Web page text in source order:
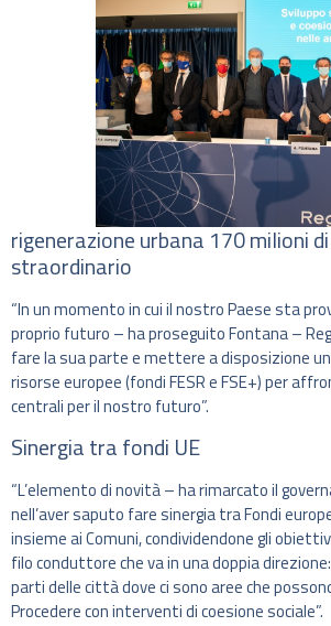
rigenerazione urbana 170 milioni
straordinario
“In un momento in cui il nostro Paese sta
proprio futuro – ha proseguito Fontana –
fare la sua parte e mettere a disposizione
risorse europee (fondi FESR e FSE+) per
centrali per il nostro futuro”.
Sinergia tra fondi UE
“L’elemento di novità – ha rimarcato il
nell’aver saputo fare sinergia tra Fondi
insieme ai Comuni, condividendone gli
filo conduttore che va in una doppia
parti delle città dove ci sono aree che
Procedere con interventi di coesione sociale”.